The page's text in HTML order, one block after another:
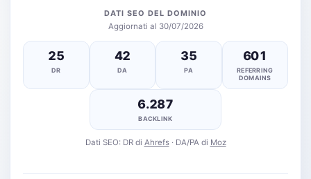
DATI SEO DEL DOMINIO
Aggiornati al 30/07/2026
25
DR
42
DA
35
PA
601
REFERRING
DOMAINS
6.287
BACKLINK
Dati SEO: DR di Ahrefs· DA/PA di Moz